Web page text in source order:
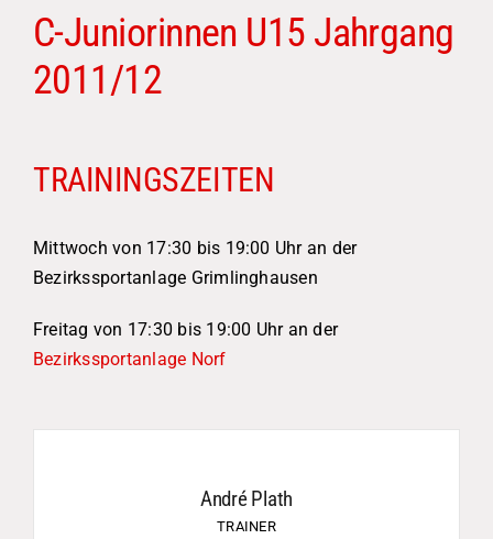
C-Juniorinnen U15 Jahrgang
2011/12
TRAININGSZEITEN
Mittwoch von 17:30 bis 19:00 Uhr an der
Bezirkssportanlage Grimlinghausen
Freitag von 17:30 bis 19:00 Uhr an der
Bezirkssportanlage Norf
André Plath
TRAINER